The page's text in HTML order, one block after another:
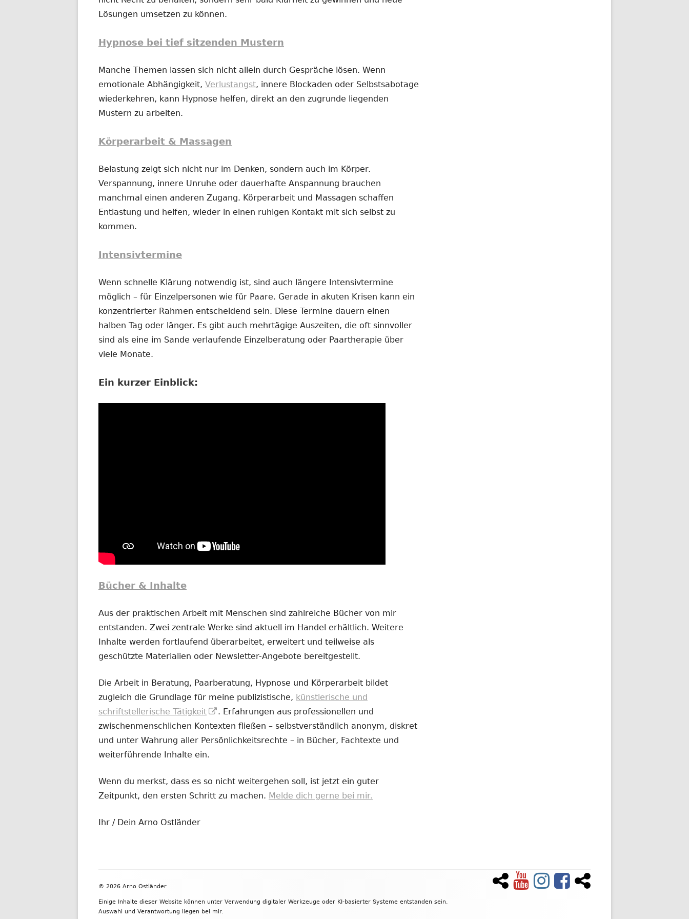
Lösungen umsetzen zu können.
Hypnose bei tief sitzenden Mustern
Manche Themen lassen sich nicht allein durch Gespräche lösen. Wenn
emotionale Abhängigkeit, Verlustangst, innere Blockaden oder Selbstsabotage
wiederkehren, kann Hypnose helfen, direkt an den zugrunde liegenden
Mustern zu arbeiten.
Körperarbeit & Massagen
Belastung zeigt sich nicht nur im Denken, sondern auch im Körper.
Verspannung, innere Unruhe oder dauerhafte Anspannung brauchen
manchmal einen anderen Zugang. Körperarbeit und Massagen schaffen
Entlastung und helfen, wieder in einen ruhigen Kontakt mit sich selbst zu
kommen.
Intensivtermine
Wenn schnelle Klärung notwendig ist, sind auch längere Intensivtermine
möglich – für Einzelpersonen wie für Paare. Gerade in akuten Krisen kann ein
konzentrierter Rahmen entscheidend sein. Diese Termine dauern einen
halben Tag oder länger. Es gibt auch mehrtägige Auszeiten, die oft sinnvoller
sind als eine im Sande verlaufende Einzelberatung oder Paartherapie über
viele Monate.
Ein kurzer Einblick:
Bücher & Inhalte
Aus der praktischen Arbeit mit Menschen sind zahlreiche Bücher von mir
entstanden. Zwei zentrale Werke sind aktuell im Handel erhältlich. Weitere
Inhalte werden fortlaufend überarbeitet, erweitert und teilweise als
geschützte Materialien oder Newsletter-Angebote bereitgestellt.
Die Arbeit in Beratung, Paarberatung, Hypnose und Körperarbeit bildet
zugleich die Grundlage für meine publizistische, künstlerische und
schriftstellerische Tätigkeit
In
neuem
Fenster
. Erfahrungen aus professionellen und
zwischenmenschlichen Kontexten fließen – selbstverständlich anonym, diskret
und unter Wahrung aller Persönlichkeitsrechte – in Bücher, Fachtexte und
weiterführende Inhalte ein.
Wenn du merkst, dass es so nicht weitergehen soll, ist jetzt ein guter
Zeitpunkt, den ersten Schritt zu machen. Melde dich gerne bei mir.
Ihr / Dein Arno Ostländer
Inhalt
© 2026 Arno Ostländer
Einige Inhalte dieser Website können unter Verwendung digitaler Werkzeuge oder KI-basierter Systeme entstanden sein.
Auswahl und Verantwortung liegen bei mir.
NewsletterYouTubeInstagramFacebookTiktok